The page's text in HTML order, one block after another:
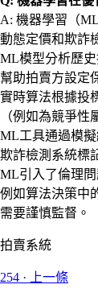
A: 機器學習（
動態定價和欺詐
ML模型分析歷史
幫助拍賣方設定
實時算法根據投
（例如為競爭性
ML工具通過模
欺詐檢測系統標
ML引入了倫理問
例如算法決策中
需要謹慎監督。
拍賣系統
254 · 上一條